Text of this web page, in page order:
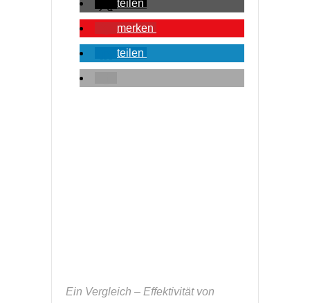
teilen
merken
teilen
Ein Vergleich – Effektivität von